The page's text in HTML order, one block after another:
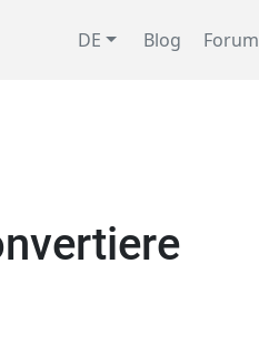
DE Blog Forum